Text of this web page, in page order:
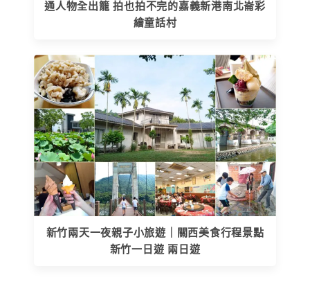
通人物全出籠 拍也拍不完的嘉義新港南北崙彩
繪童話村
新竹兩天一夜親子小旅遊｜關西美食行程景點
新竹一日遊 兩日遊